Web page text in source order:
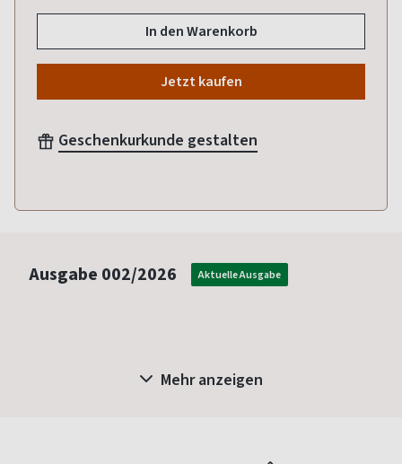
In den Warenkorb
Jetzt kaufen
Geschenkurkunde gestalten
Ausgabe 002/2026 Aktuelle Ausgabe
Mehr anzeigen